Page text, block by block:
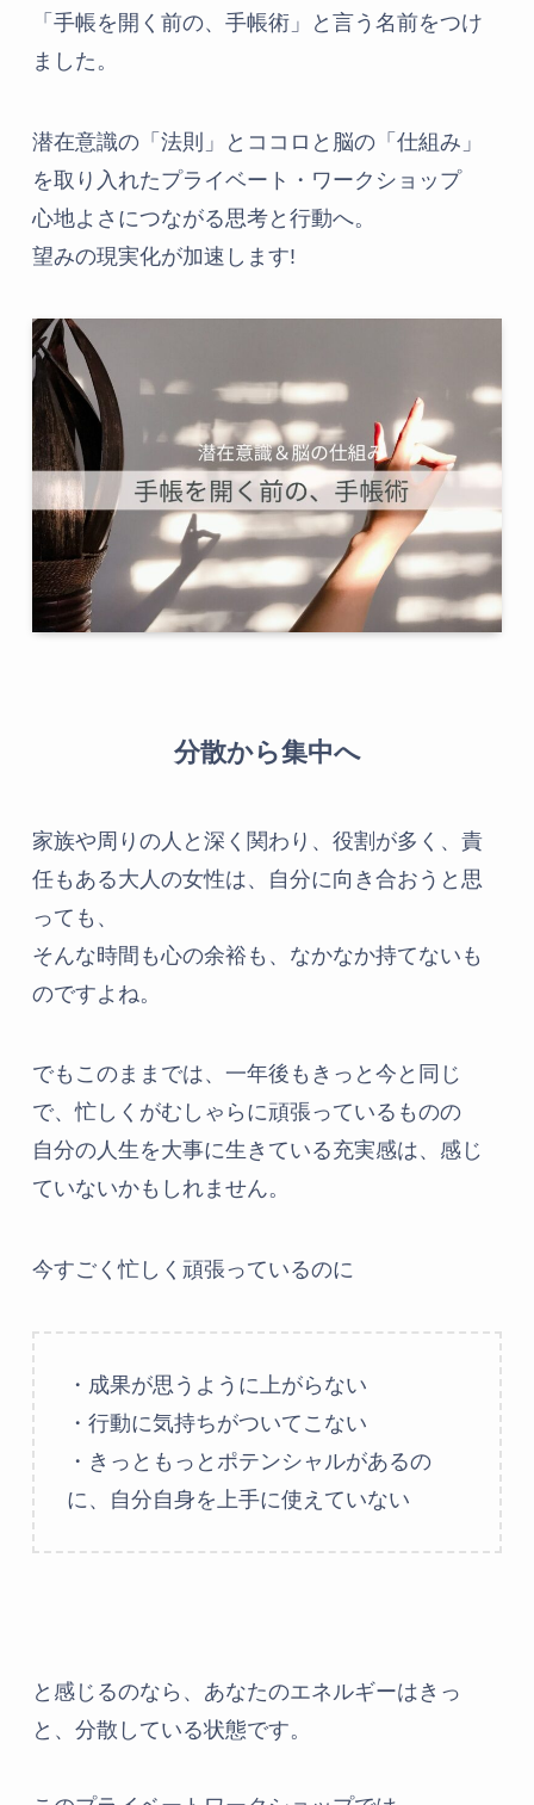
「手帳を開く前の、手帳術」と言う名前をつけ
ました。
潜在意識の「法則」とココロと脳の「仕組み」
を取り入れたプライベート・ワークショップ
心地よさにつながる思考と行動へ。
望みの現実化が加速します!
分散から集中へ
家族や周りの人と深く関わり、役割が多く、責
任もある大人の女性は、自分に向き合おうと思
っても、
そんな時間も心の余裕も、なかなか持てないも
のですよね。
でもこのままでは、一年後もきっと今と同じ
で、忙しくがむしゃらに頑張っているものの
自分の人生を大事に生きている充実感は、感じ
ていないかもしれません。
今すごく忙しく頑張っているのに
・成果が思うように上がらない
・行動に気持ちがついてこない
・きっともっとポテンシャルがあるの
に、自分自身を上手に使えていない
と感じるのなら、あなたのエネルギーはきっ
と、分散している状態です。